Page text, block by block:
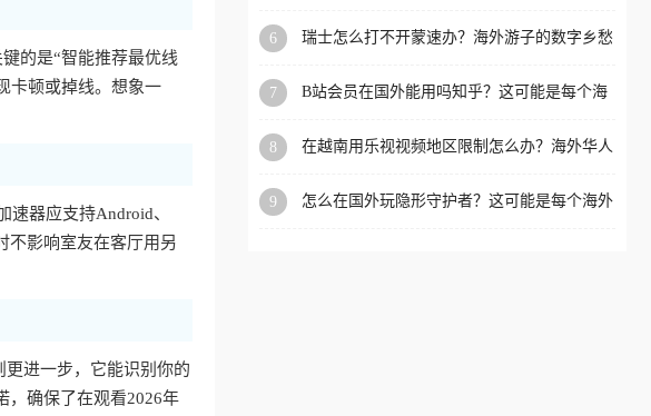
的是“智能推荐最优线
卡顿或掉线。想象一
速器应支持Android、
不影响室友在客厅用另
进一步，它能识别你的
，确保了在观看2026年
6
瑞士怎么打不开蒙速办？海外游子的数字乡愁
7
B站会员在国外能用吗知乎？这可能是每个海
8
在越南用乐视视频地区限制怎么办？海外华人
9
怎么在国外玩隐形守护者？这可能是每个海外